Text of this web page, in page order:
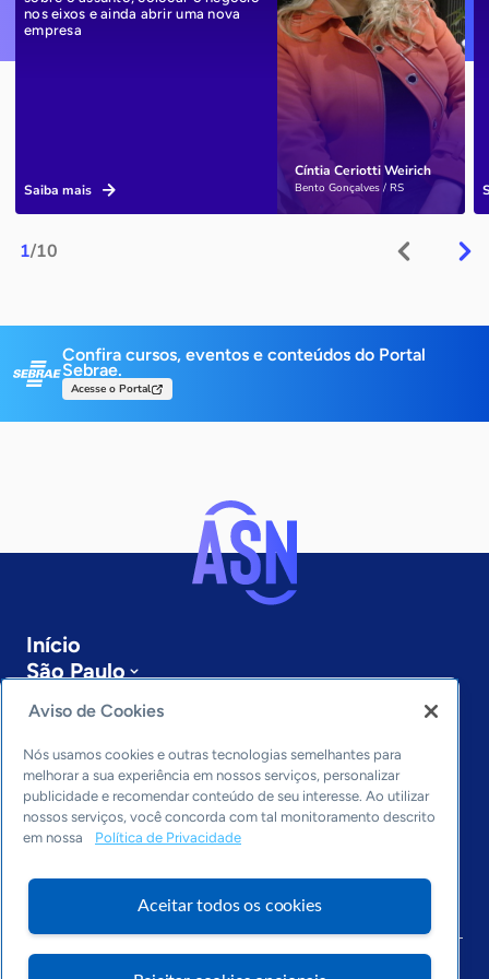
1/10
Cíntia Ceriotti Weirich
Bento Gonçalves / RS
nos eixos e ainda abrir uma nova
empresa
Saiba mais
Confira cursos, eventos e conteúdos do Portal
Sebrae.
Acesse o Portal
Início
São Paulo
Sobre a ASN
Últimas notícias
Entre em contato
Editorias
Economia & Política
Inovação & Tecnologia
Cultura empreendedora
Arquivo
Aviso de Cookies
Nós usamos cookies e outras tecnologias semelhantes para
melhorar a sua experiência em nossos serviços, personalizar
publicidade e recomendar conteúdo de seu interesse. Ao utilizar
nossos serviços, você concorda com tal monitoramento descrito
em nossa
Política de Privacidade
Aceitar todos os cookies